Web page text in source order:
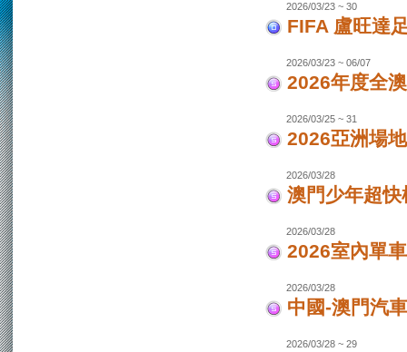
2026/03/23 ~ 30
FIFA 盧旺達
2026/03/23 ~ 06/07
2026年度全
2026/03/25 ~ 31
2026亞洲場
2026/03/28
澳門少年超快
2026/03/28
2026室內單
2026/03/28
中國-澳門汽
2026/03/28 ~ 29